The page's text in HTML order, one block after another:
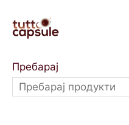
content
Пребарај